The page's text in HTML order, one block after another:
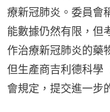
療新冠肺炎。委員會
能數據仍然有限，但
作治療新冠肺炎的藥
但生產商吉利德科學
會規定，提交進一步